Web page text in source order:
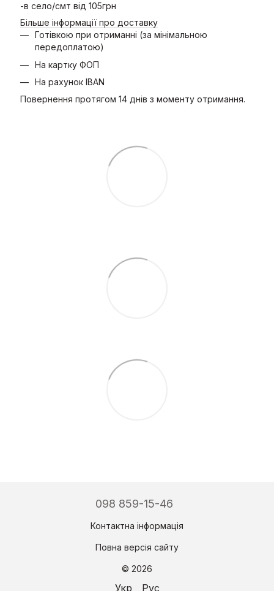
-в село/смт від 105грн
Більше інформації про доставку
Готівкою при отриманні (за мінімальною
передоплатою)
На картку ФОП
На рахунок IBAN
Повернення протягом 14 днів з моменту отримання.
098 859-15-46
Контактна інформація
Повна версія сайту
© 2026
Укр Рус